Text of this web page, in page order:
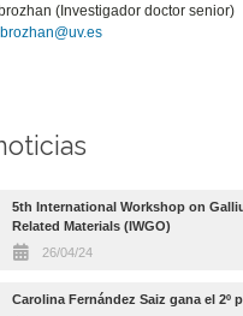
(Investigador doctor senior)
5th International Workshop on
Related Materials (IWGO)
26/04/24
Carolina Fernández Saiz gana el 2º